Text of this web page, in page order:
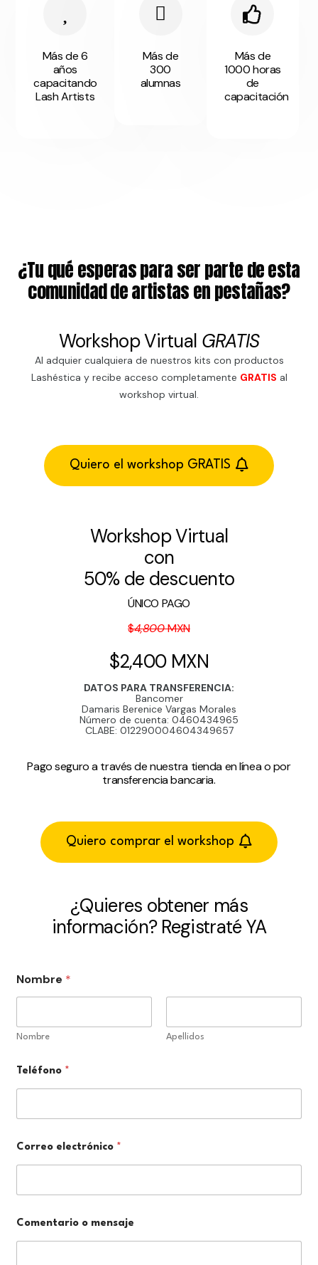
Más de 6
años
capacitando
Lash Artists
Más de
300
alumnas
Más de
1000 horas
de
capacitación
¿Tu qué esperas para ser parte de esta
comunidad de artistas en pestañas?
Workshop Virtual GRATIS
Al adquier cualquiera de nuestros kits con productos
Lashéstica y recibe acceso completamente GRATIS al
workshop virtual.
Quiero el workshop GRATIS
Workshop Virtual
con
50% de descuento
ÚNICO PAGO
$4,800MXN
$2,400 MXN
DATOS PARA TRANSFERENCIA:
Bancomer
Damaris Berenice Vargas Morales
Número de cuenta: 0460434965
CLABE: 012290004604349657
Pago seguro a través de nuestra tienda en línea o por
transferencia bancaria.
Quiero comprar el workshop
¿Quieres obtener más
información? Registraté YA
Nombre *
Nombre Apellidos
Teléfono *
Correo electrónico *
Comentario o mensaje